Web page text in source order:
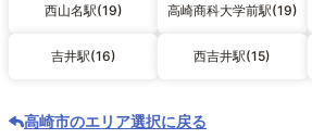
西山名駅(19) 高崎商科大学前駅(19)
吉井駅(16) 西吉井駅(15)
高崎市のエリア選択に戻る